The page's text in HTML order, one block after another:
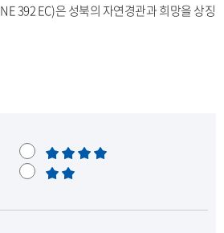
392 EC)은 성북의 자연경관과 희망을 상징
만
족
불